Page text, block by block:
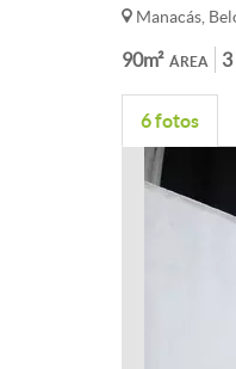
Manacás,
ÁREA
90m² 3
6 fotos